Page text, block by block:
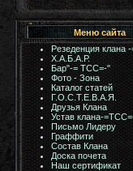
Меню сайта
Резеденция клана
Х.А.Б.А.Р.
Бар"-= TCC=-"
Фото - Зона
Каталог статей
Г.О.С.Т.Е.В.А.Я.
Друзья Клана
Устав клана-
Письмо Лидеру
Граффити
Состав Клана
Доска почета
Наш сертификат